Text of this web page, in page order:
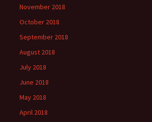
November 2018
October 2018
September 2018
August 2018
July 2018
June 2018
May 2018
April 2018